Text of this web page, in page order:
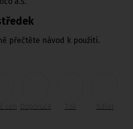
přečtěte návod k použití.
Doporučit Tisk Sdílet